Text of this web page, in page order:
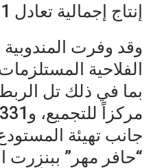
إنتاج إجمالية تعادل 2.1 مليون قنطار.
وقد وفرت المندوبية
الفلاحية
جانب تهيئة
“حافر مهر” ببنزرت